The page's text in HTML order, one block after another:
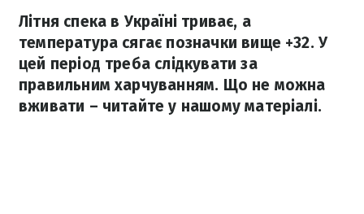
Літня спека в Україні триває, а
температура сягає позначки вище +32. У
цей період треба слідкувати за
правильним харчуванням. Що не можна
вживати – читайте у нашому матеріалі.